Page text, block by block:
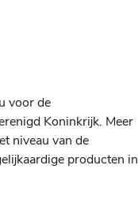
voor de
Koninkrijk. Meer
niveau van de
producten in